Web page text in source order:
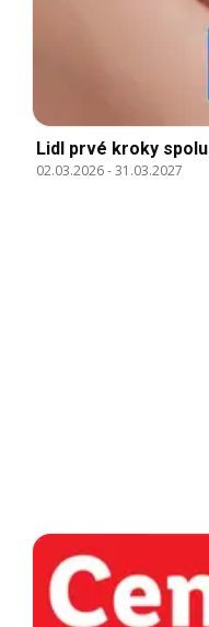
Lidl prvé kroky spolu
02.03.2026-31.03.2027